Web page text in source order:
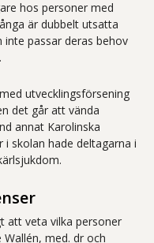
hos personer med
är dubbelt utsatta
passar deras behov
utvecklingsförsening
det går att vända
annat Karolinska
skolan hade deltagarna i
att veta vilka personer
med. dr och